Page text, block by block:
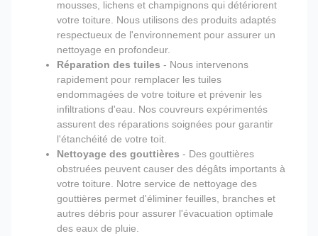
mousses, lichens et champignons qui détériorent
votre toiture. Nous utilisons des produits adaptés
respectueux de l'environnement pour assurer un
nettoyage en profondeur.
Réparation des tuiles - Nous intervenons
rapidement pour remplacer les tuiles
endommagées de votre toiture et prévenir les
infiltrations d'eau. Nos couvreurs expérimentés
assurent des réparations soignées pour garantir
l'étanchéité de votre toit.
Nettoyage des gouttières - Des gouttières
obstruées peuvent causer des dégâts importants à
votre toiture. Notre service de nettoyage des
gouttières permet d'éliminer feuilles, branches et
autres débris pour assurer l'évacuation optimale
des eaux de pluie.